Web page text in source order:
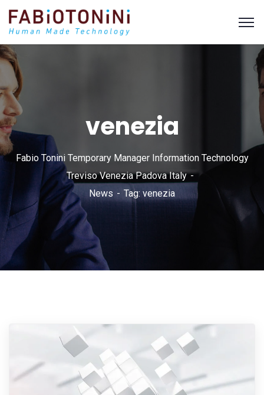
venezia
Fabio Tonini Temporary Manager Information Technology
Treviso Venezia Padova Italy
News
Tag: venezia